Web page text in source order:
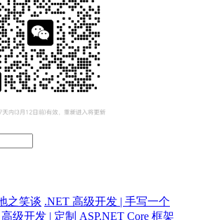
之笑谈 .NET 高级开发 | 手写一个
级开发 | 定制 ASP.NET Core 框架